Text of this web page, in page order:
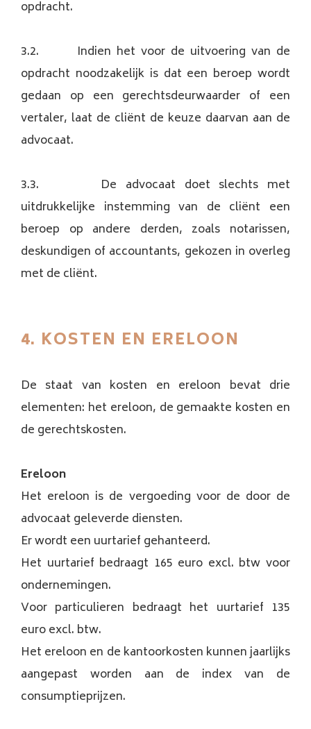
opdracht.
3.2. Indien het voor de uitvoering van de
opdracht noodzakelijk is dat een beroep wordt
gedaan op een gerechtsdeurwaarder of een
vertaler, laat de cliënt de keuze daarvan aan de
advocaat.
3.3. De advocaat doet slechts met
uitdrukkelijke instemming van de cliënt een
beroep op andere derden, zoals notarissen,
deskundigen of accountants, gekozen in overleg
met de cliënt.
4. KOSTEN EN ERELOON
De staat van kosten en ereloon bevat drie
elementen: het ereloon, de gemaakte kosten en
de gerechtskosten.
Ereloon
Het ereloon is de vergoeding voor de door de
advocaat geleverde diensten.
Er wordt een uurtarief gehanteerd.
Het uurtarief bedraagt 165 euro excl. btw voor
ondernemingen.
Voor particulieren bedraagt het uurtarief 135
euro excl. btw.
Het ereloon en de kantoorkosten kunnen jaarlijks
aangepast worden aan de index van de
consumptieprijzen.